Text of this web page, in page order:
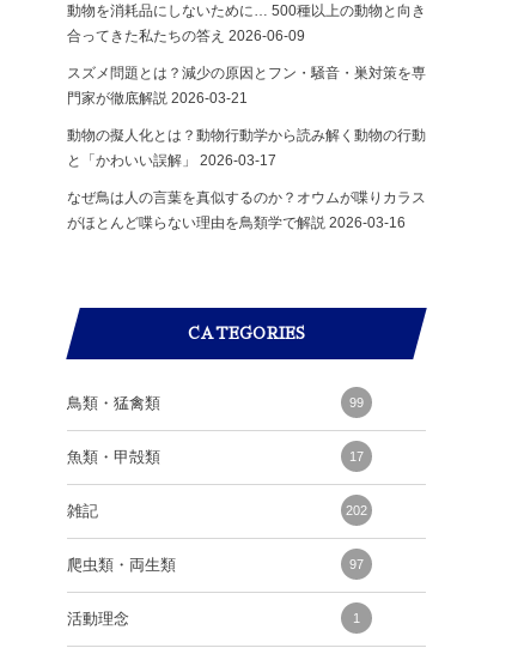
動物を消耗品にしないために… 500種以上の動物と向き
合ってきた私たちの答え 2026-06-09
スズメ問題とは？減少の原因とフン・騒音・巣対策を専
門家が徹底解説 2026-03-21
動物の擬人化とは？動物行動学から読み解く動物の行動
と「かわいい誤解」
2026-03-17
なぜ鳥は人の言葉を真似するのか？オウムが喋りカラス
がほとんど喋らない理由を鳥類学で解説 2026-03-16
CATEGORIES
鳥類・猛禽類 99
魚類・甲殻類 17
雑記 202
爬虫類・両生類 97
活動理念 1